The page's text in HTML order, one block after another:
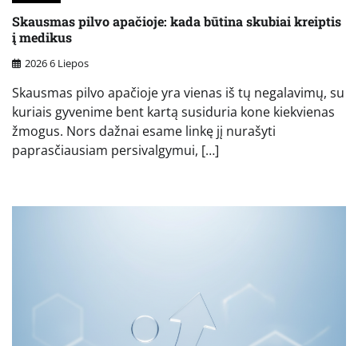
Skausmas pilvo apačioje: kada būtina skubiai kreiptis
į medikus
2026 6 Liepos
Skausmas pilvo apačioje yra vienas iš tų negalavimų, su
kuriais gyvenime bent kartą susiduria kone kiekvienas
žmogus. Nors dažnai esame linkę jį nurašyti
paprasčiausiam persivalgymui, […]